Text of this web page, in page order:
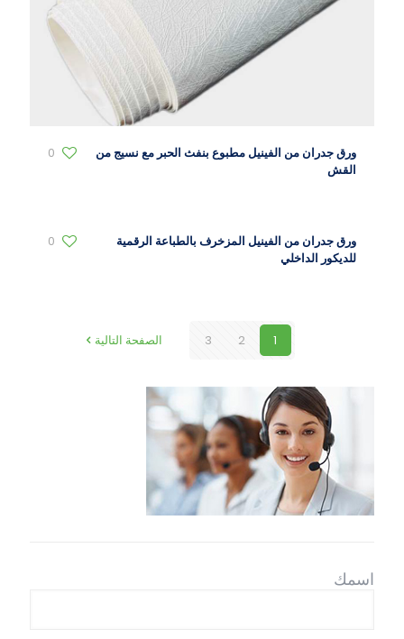
ورق جدران من الفينيل مطبوع بنفث الحبر مع نسيج من
القش
0
ورق جدران من الفينيل المزخرف بالطباعة الرقمية
للديكور الداخلي
0
1
2
3 الصفحة التالية
اسمك